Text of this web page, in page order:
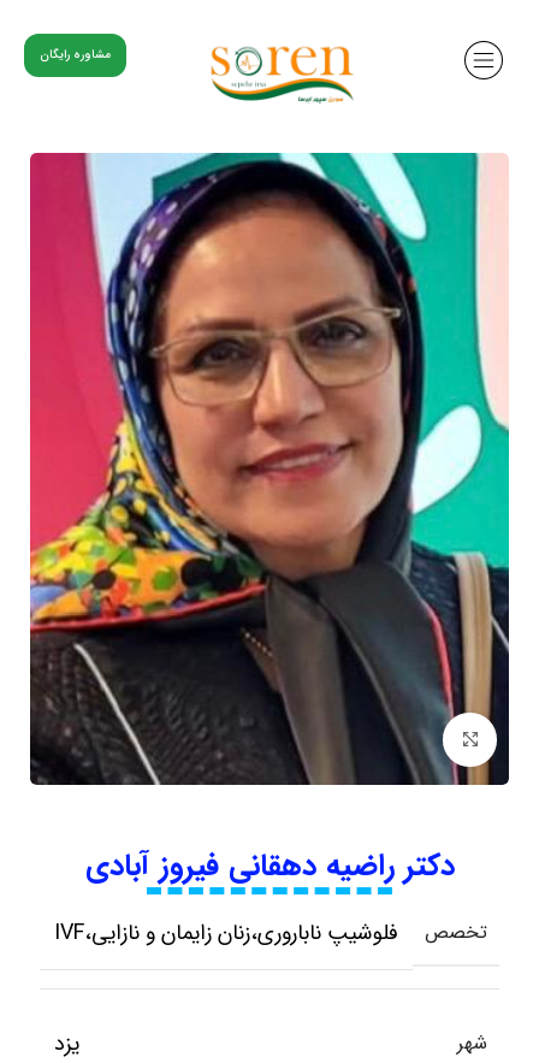
مشاوره رایگان
بزرگنمایی تصویر
دکتر راضیه دهقانی فیروز آبادی
تخصص فلوشیپ ناباروری،زنان زایمان و نازایی،IVF
شهر یزد